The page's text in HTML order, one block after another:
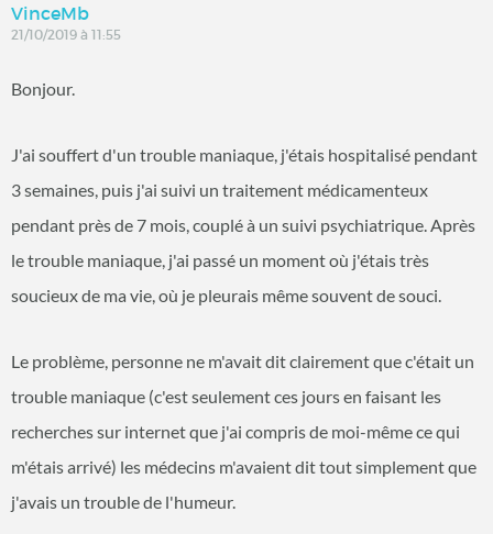
VinceMb
21/10/2019 à 11:55
Bonjour.
J'ai souffert d'un trouble maniaque, j'étais hospitalisé pendant
3 semaines, puis j'ai suivi un traitement médicamenteux
pendant près de 7 mois, couplé à un suivi psychiatrique. Après
le trouble maniaque, j'ai passé un moment où j'étais très
soucieux de ma vie, où je pleurais même souvent de souci.
Le problème, personne ne m'avait dit clairement que c'était un
trouble maniaque (c'est seulement ces jours en faisant les
recherches sur internet que j'ai compris de moi-même ce qui
m'étais arrivé) les médecins m'avaient dit tout simplement que
j'avais un trouble de l'humeur.